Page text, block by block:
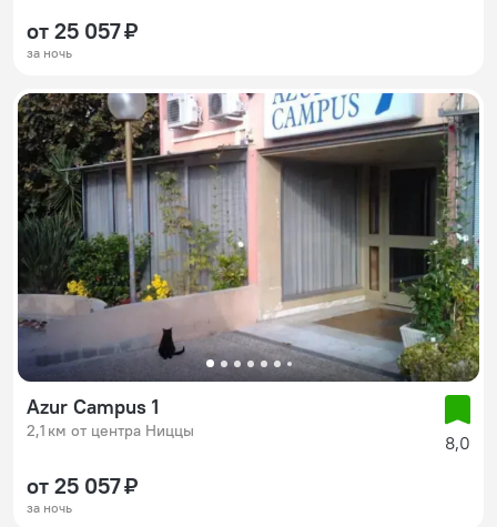
от 25 057 ₽
за ночь
Azur Campus 1
2,1 км от центра Ниццы
8,0
от 25 057 ₽
за ночь